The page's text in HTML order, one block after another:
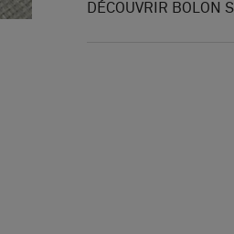
DÉCOUVRIR BOLON